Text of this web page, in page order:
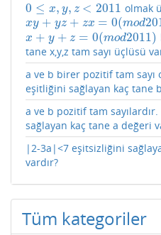
0 ≤ x, y, z < 2011
0 ≤x, ,z< 2011 olmak
xy + yz + zx = 0(mod
xy+ yz +zx =0( mo d2011)
x + y + z = 0(mod2011)
x+ y+ z= 0(m od2011)
tane x,y,z tam sayı üçlüsü
a ve b birer pozitif tam sayı
eşitliğini sağlayan kaç tane b
a ve b pozitif tam
sağlayan kaç tane a değeri
|2-3a|<7 eşitsizliğini
vardır?
Tüm kategoriler